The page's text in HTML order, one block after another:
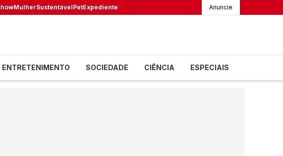
MulherSustentávelPetExpediente Anuncie
ENTRETENIMENTO SOCIEDADE CIÊNCIA ESPECIAIS